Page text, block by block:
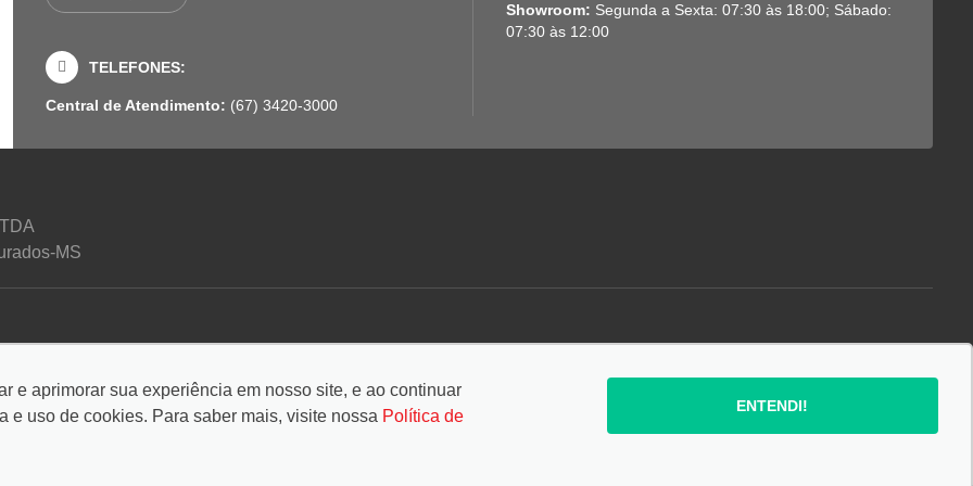
TELEFONES:
Central de Atendimento: (67) 3420-3000
Showroom: Segunda a Sexta: 07:30 às 18:00; Sábado:
07:30 às 12:00
MS
SIGA-NOS:
e aprimorar sua experiência em nosso site, e ao continuar
e uso de cookies. Para saber mais, visite nossa Política de
ENTENDI!